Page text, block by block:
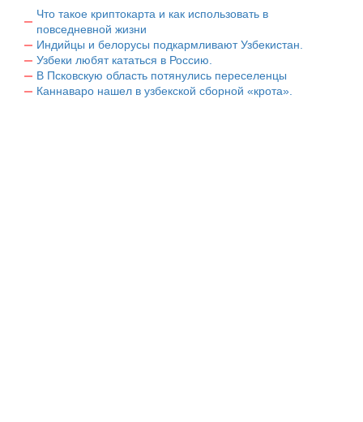
Что такое криптокарта и как использовать в
повседневной жизни
Индийцы и белорусы подкармливают Узбекистан.
Узбеки любят кататься в Россию.
В Псковскую область потянулись переселенцы
Каннаваро нашел в узбекской сборной «крота».